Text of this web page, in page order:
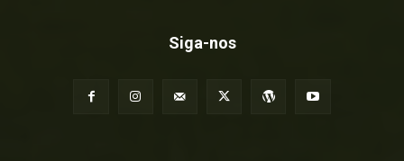
Siga-nos